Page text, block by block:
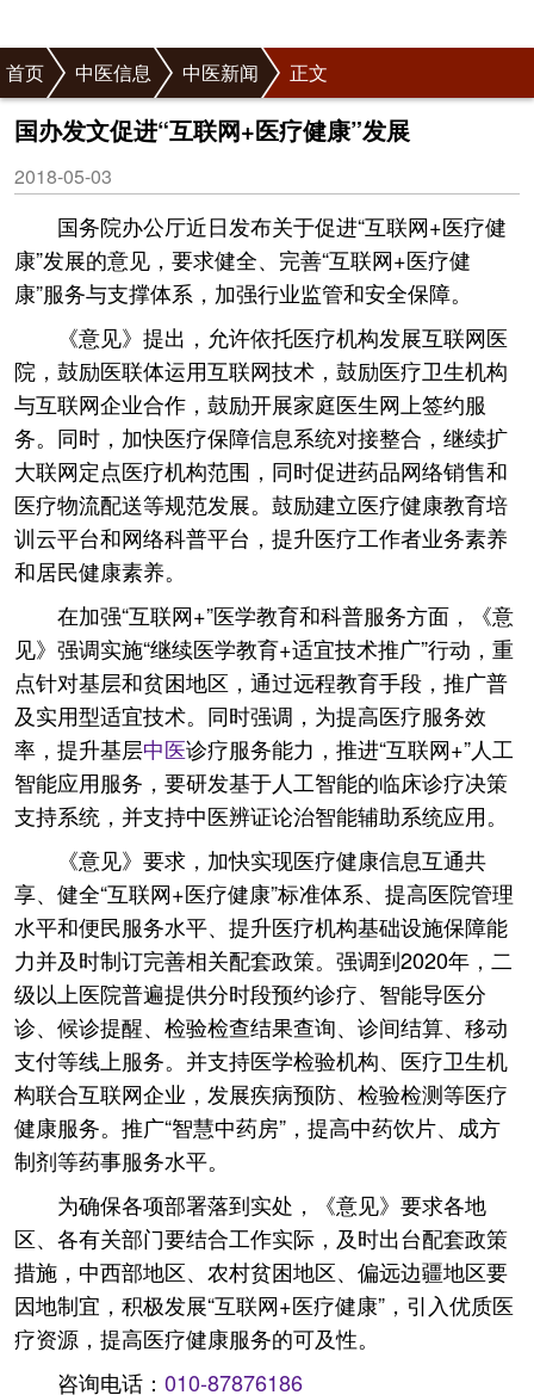
首页 中医信息 中医新闻 正文
国办发文促进“互联网+医疗健康”发展
2018-05-03
国务院办公厅近日发布关于促进“互联网+医疗健
康”发展的意见，要求健全、完善“互联网+医疗健
康”服务与支撑体系，加强行业监管和安全保障。
《意见》提出，允许依托医疗机构发展互联网医
院，鼓励医联体运用互联网技术，鼓励医疗卫生机构
与互联网企业合作，鼓励开展家庭医生网上签约服
务。同时，加快医疗保障信息系统对接整合，继续扩
大联网定点医疗机构范围，同时促进药品网络销售和
医疗物流配送等规范发展。鼓励建立医疗健康教育培
训云平台和网络科普平台，提升医疗工作者业务素养
和居民健康素养。
在加强“互联网+”医学教育和科普服务方面，《意
见》强调实施“继续医学教育+适宜技术推广”行动，重
点针对基层和贫困地区，通过远程教育手段，推广普
及实用型适宜技术。同时强调，为提高医疗服务效
率，提升基层中医诊疗服务能力，推进“互联网+”人工
智能应用服务，要研发基于人工智能的临床诊疗决策
支持系统，并支持中医辨证论治智能辅助系统应用。
《意见》要求，加快实现医疗健康信息互通共
享、健全“互联网+医疗健康”标准体系、提高医院管理
水平和便民服务水平、提升医疗机构基础设施保障能
力并及时制订完善相关配套政策。强调到2020年，二
级以上医院普遍提供分时段预约诊疗、智能导医分
诊、候诊提醒、检验检查结果查询、诊间结算、移动
支付等线上服务。并支持医学检验机构、医疗卫生机
构联合互联网企业，发展疾病预防、检验检测等医疗
健康服务。推广“智慧中药房”，提高中药饮片、成方
制剂等药事服务水平。
为确保各项部署落到实处，《意见》要求各地
区、各有关部门要结合工作实际，及时出台配套政策
措施，中西部地区、农村贫困地区、偏远边疆地区要
因地制宜，积极发展“互联网+医疗健康”，引入优质医
疗资源，提高医疗健康服务的可及性。
咨询电话： 010-87876186